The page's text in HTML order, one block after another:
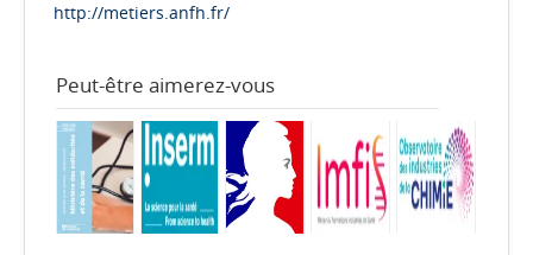
http://metiers.anfh.fr/
Peut-être aimerez-vous